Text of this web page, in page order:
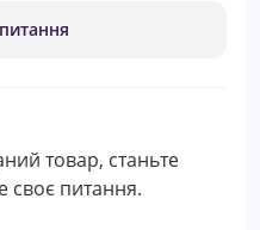
товар, станьте
своє питання.